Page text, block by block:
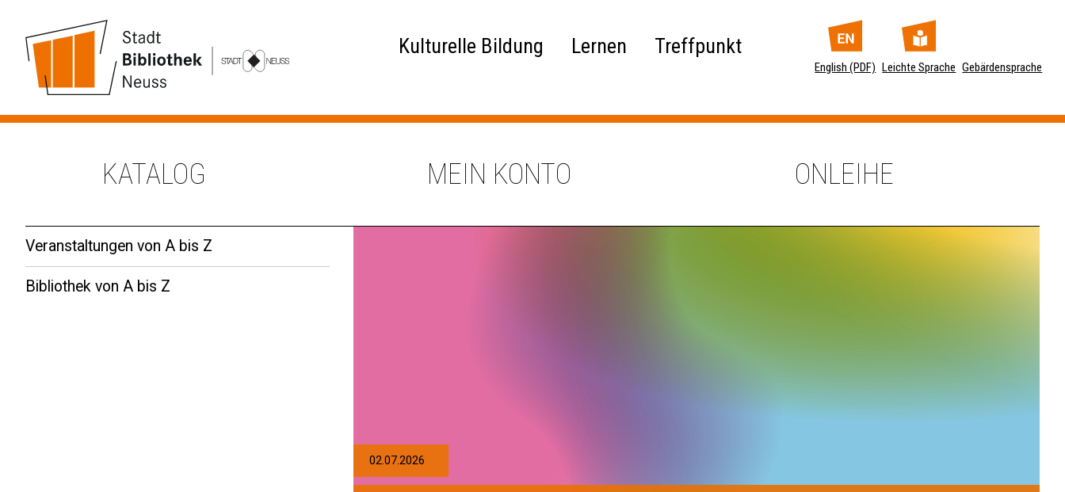
Kulturelle Bildung Lernen Treffpunkt
English (PDF) Leichte Sprache Gebärdensprache
KATALOG MEIN KONTO ONLEIHE
Veranstaltungen von A bis Z
Bibliothek von A bis Z
02.07.2026